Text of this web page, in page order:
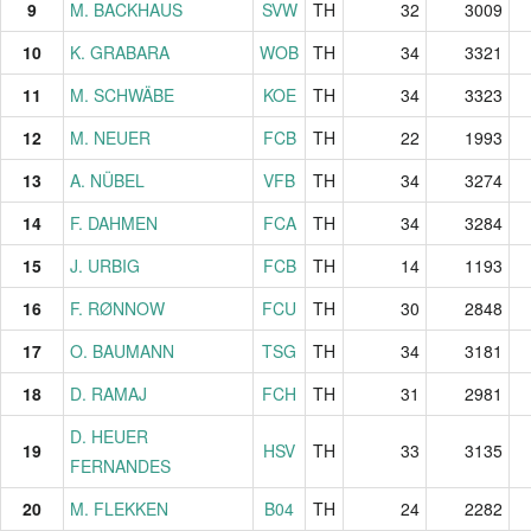
9
M. BACKHAUS SVW TH 32
3009
10
K. GRABARA WOB TH 34
3321
11
M. SCHWÄBE KOE TH 34
3323
12
M. NEUER FCB TH 22
1993
13
A. NÜBEL VFB TH 34
3274
14
F. DAHMEN FCA TH 34
3284
15
J. URBIG FCB TH 14
1193
16
F. RØNNOW FCU TH 30
2848
17
O. BAUMANN TSG TH 34
3181
18
D. RAMAJ FCH TH 31 2981
19
D. HEUER
FERNANDES
HSV TH 33 3135
20 M. FLEKKEN B04 TH 24 2282
9
M. BACKHAUS
10
K. GRABARA
11
M. SCHWÄBE
12
M. NEUER
13
A. NÜBEL
14
F. DAHMEN
15
J. URBIG
16
F. RØNNOW
17
O. BAUMANN
18
D. RAMAJ
19
D. HEUER
FERNANDES
20
M. FLEKKEN